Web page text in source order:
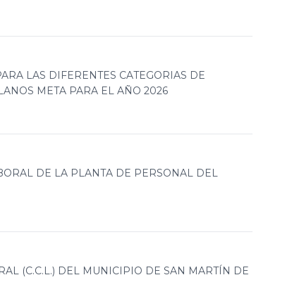
LAS DIFERENTES CATEGORIAS DE
META PARA EL AÑO 2026
DE LA PLANTA DE PERSONAL DEL
(C.C.L.) DEL MUNICIPIO DE SAN MARTÍN DE